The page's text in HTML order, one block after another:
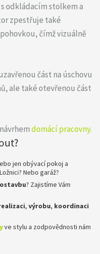
odkládacím stolkem a
zpestřuje také
čímž vizuálně
část na úschovu
ale také otevřenou část
domácí pracovny.
jen obývací pokoj a
Nebo garáž?
? Zajistíme Vám
, výrobu, koordinaci
ve stylu a zodpovědnosti nám